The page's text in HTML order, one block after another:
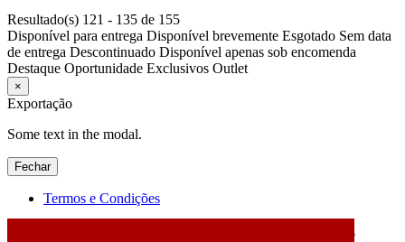
Resultado(s) 121 - 135 de 155
Disponível para entrega Disponível brevemente Esgotado Sem data
de entrega Descontinuado Disponível apenas sob encomenda
Destaque Oportunidade Exclusivos Outlet
×
Exportação
Some text in the modal.
Fechar
Termos e Condições